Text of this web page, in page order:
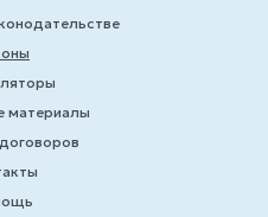
материалы